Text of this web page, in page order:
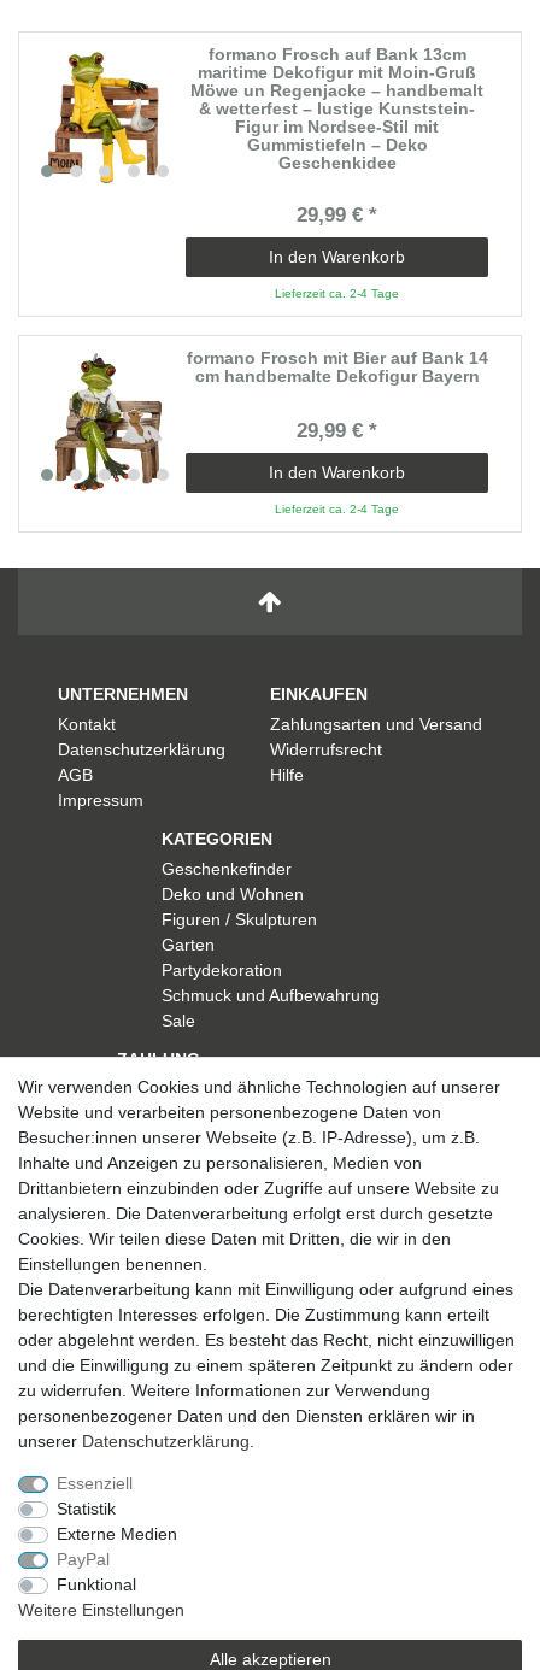
formano Frosch auf Bank 13cm
maritime Dekofigur mit Moin-Gruß
Möwe un Regenjacke – handbemalt
& wetterfest – lustige Kunststein-
Figur im Nordsee-Stil mit
Gummistiefeln – Deko
Geschenkidee
29,99 € *
In den Warenkorb
Lieferzeit ca. 2-4 Tage
formano Frosch mit Bier auf Bank 14
cm handbemalte Dekofigur Bayern
29,99 € *
In den Warenkorb
Lieferzeit ca. 2-4 Tage
UNTERNEHMEN
Kontakt
Datenschutzerklärung
AGB
Impressum
EINKAUFEN
Zahlungsarten und Versand
Widerrufsrecht
Hilfe
KATEGORIEN
Geschenkefinder
Deko und Wohnen
Figuren / Skulpturen
Garten
Partydekoration
Schmuck und Aufbewahrung
Sale
ZAHLUNG
VERSAND
SICHER EINKAUFEN
Sicher einkaufen mit
durchgehender SSL-Verschlüsselung
* Alle Preise verstehen sich inkl. MwSt. zzgl. Versandkosten. Alle Angebote sind
freibleibend zzgl. Versandkosten und bei Nachnahme Übermittlungsentgelt.
Copyright 2019 © Kremers-Schatzkiste | Alle Rechte vorbehalten.
Wir verwenden Cookies und ähnliche Technologien auf unserer
Website und verarbeiten personenbezogene Daten von
Besucher:innen unserer Webseite (z.B. IP-Adresse), um z.B.
Inhalte und Anzeigen zu personalisieren, Medien von
Drittanbietern einzubinden oder Zugriffe auf unsere Website zu
analysieren. Die Datenverarbeitung erfolgt erst durch gesetzte
Cookies. Wir teilen diese Daten mit Dritten, die wir in den
Einstellungen benennen.
Die Datenverarbeitung kann mit Einwilligung oder aufgrund eines
berechtigten Interesses erfolgen. Die Zustimmung kann erteilt
oder abgelehnt werden. Es besteht das Recht, nicht einzuwilligen
und die Einwilligung zu einem späteren Zeitpunkt zu ändern oder
zu widerrufen. Weitere Informationen zur Verwendung
personenbezogener Daten und den Diensten erklären wir in
unserer Daten­schutz­erklärung
Essenziell
Statistik
Externe Medien
PayPal
Funktional
Weitere Einstellungen
Alle akzeptieren